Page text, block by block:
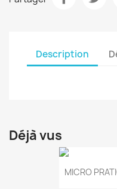
Description
Déjà vus
MICRO